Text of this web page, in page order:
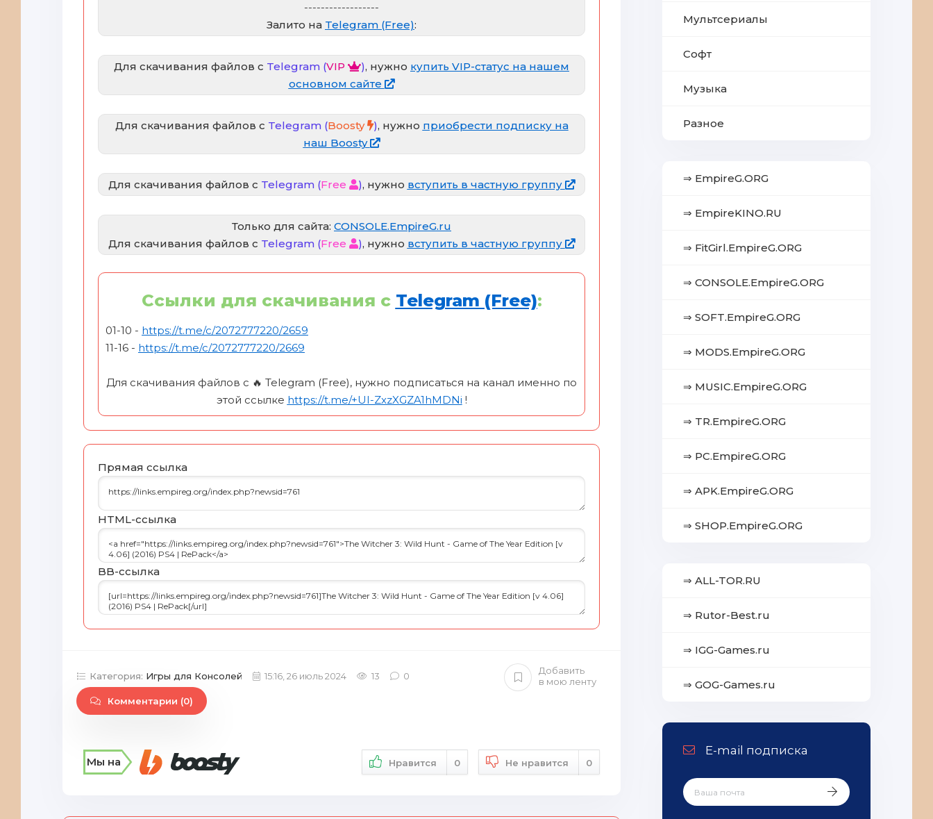
------------------
Залито на Telegram (Free):
Для скачивания файлов с Telegram (VIP ), нужно купить VIP-статус на нашем
основном сайте
Для скачивания файлов с Telegram (Boosty ), нужно приобрести подписку на
наш Boosty
Для скачивания файлов с Telegram (Free ), нужно вступить в частную группу
Только для сайта: CONSOLE.EmpireG.ru
Для скачивания файлов с Telegram (Free ), нужно вступить в частную группу
Ссылки для скачивания c Telegram (Free):
01-10 - https://t.me/c/2072777220/2659
11-16 - https://t.me/c/2072777220/2669
Для скачивания файлов с 🔥 Telegram (Free), нужно подписаться на канал именно по
этой ссылке https://t.me/+UI-ZxzXGZA1hMDNi !
Прямая ссылка
HTML-cсылка
BB-cсылка
Категория: Игры для Консолей 15:16, 26 июль 2024 13 0
Добавить
в мою ленту
Комментарии (0)
Мы на Нравится 0 Не нравится 0
Мультсериалы
Софт
Музыка
Разное
⇒ EmpireG.ORG
⇒ EmpireKINO.RU
⇒ FitGirl.EmpireG.ORG
⇒ CONSOLE.EmpireG.ORG
⇒ SOFT.EmpireG.ORG
⇒ MODS.EmpireG.ORG
⇒ MUSIC.EmpireG.ORG
⇒ TR.EmpireG.ORG
⇒ PC.EmpireG.ORG
⇒ APK.EmpireG.ORG
⇒ SHOP.EmpireG.ORG
⇒ ALL-TOR.RU
⇒ Rutor-Best.ru
⇒ IGG-Games.ru
⇒ GOG-Games.ru
E-mail подписка